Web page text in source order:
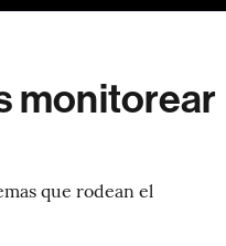
monitorear
que rodean el